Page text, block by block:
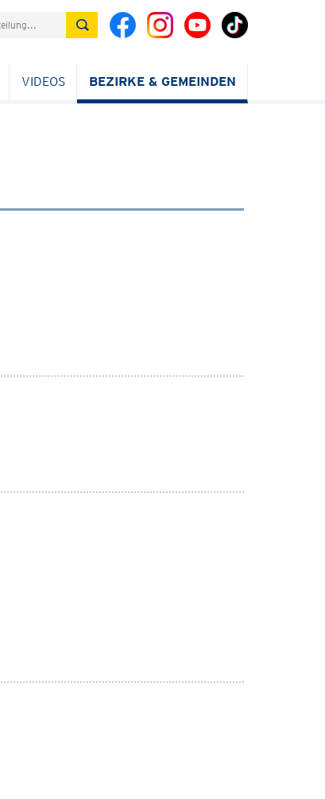
VIDEOS BEZIRKE & GEMEINDEN